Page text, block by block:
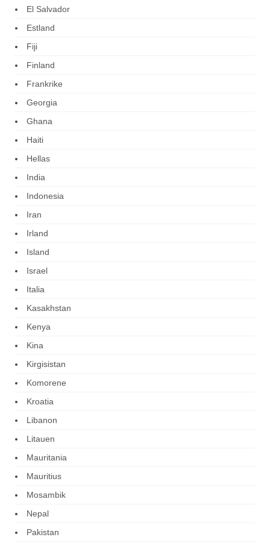
El Salvador
Estland
Fiji
Finland
Frankrike
Georgia
Ghana
Haiti
Hellas
India
Indonesia
Iran
Irland
Island
Israel
Italia
Kasakhstan
Kenya
Kina
Kirgisistan
Komorene
Kroatia
Libanon
Litauen
Mauritania
Mauritius
Mosambik
Nepal
Pakistan